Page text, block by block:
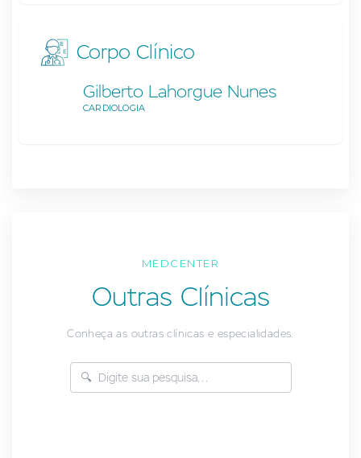
Corpo Clínico
Gilberto Lahorgue Nunes
CARDIOLOGIA
MEDCENTER
Outras Clínicas
Conheça as outras clínicas e especialidades.